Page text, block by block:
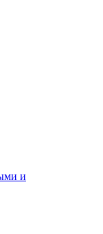
и